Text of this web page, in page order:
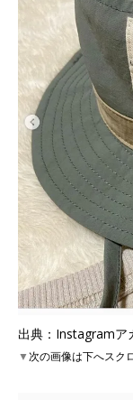
出典：Instagramア
▼次の画像は下へスク